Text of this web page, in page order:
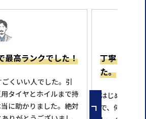
最高ランクでした！
くいい人でした。引
タイヤとホイルまで持
に助かりました。絶対
丁寧に理解
た。
はじめての
で、何回も問